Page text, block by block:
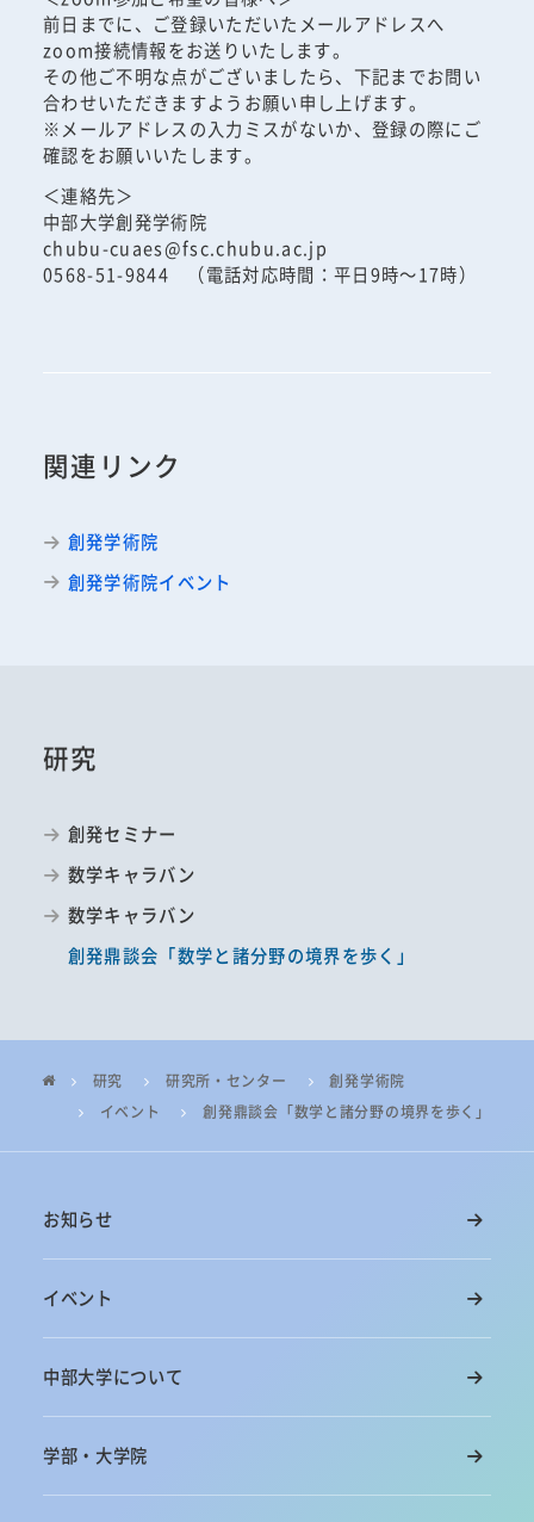
前日までに、ご登録いただいたメールアドレスへ
zoom接続情報をお送りいたします。
その他ご不明な点がございましたら、下記までお問い
合わせいただきますようお願い申し上げます。
※メールアドレスの入力ミスがないか、登録の際にご
確認をお願いいたします。
＜連絡先＞
中部大学創発学術院
chubu-cuaes@fsc.chubu.ac.jp
0568-51-9844 （電話対応時間：平日9時～17時）
関連リンク
創発学術院
創発学術院イベント
研究
創発セミナー
数学キャラバン
数学キャラバン
創発鼎談会「数学と諸分野の境界を歩く」
研究 研究所・センター
創発学術院
イベント
創発鼎談会「数学と諸分野の境界を歩く」
お知らせ
イベント
中部大学について
学部・大学院